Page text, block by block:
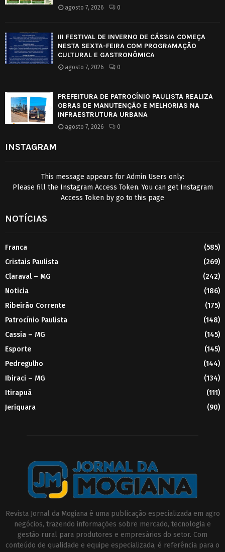
agosto 7, 2026 0
III FESTIVAL DE INVERNO DE CÁSSIA COMEÇA
NESTA SEXTA-FEIRA COM PROGRAMAÇÃO
CULTURAL E GASTRONÔMICA
agosto 7, 2026 0
PREFEITURA DE PATROCÍNIO PAULISTA REALIZA
OBRAS DE MANUTENÇÃO E MELHORIAS NA
INFRAESTRUTURA URBANA
agosto 7, 2026 0
INSTAGRAM
This message appears for Admin Users only:
Please fill the Instagram Access Token. You can get Instagram
Access Token by go to this page
NOTÍCIAS
Franca
(585)
Cristais Paulista
(269)
Claraval – MG
(242)
Noticia
(186)
Ribeirão Corrente
(175)
Patrocínio Paulista
(148)
Cassia – MG
(145)
Esporte
(145)
Pedregulho
(144)
Ibiraci – MG
(134)
Itirapuã
(111)
Jeriquara
(90)
Revista Jornal da Mogiana é uma publicação especializada em agro
negócios, trazendo informações sobre mercado, tecnologia e
gestão rural para produtores e empresários do setor. Com
conteúdo de qualidade e equipe especializada, é referência para o